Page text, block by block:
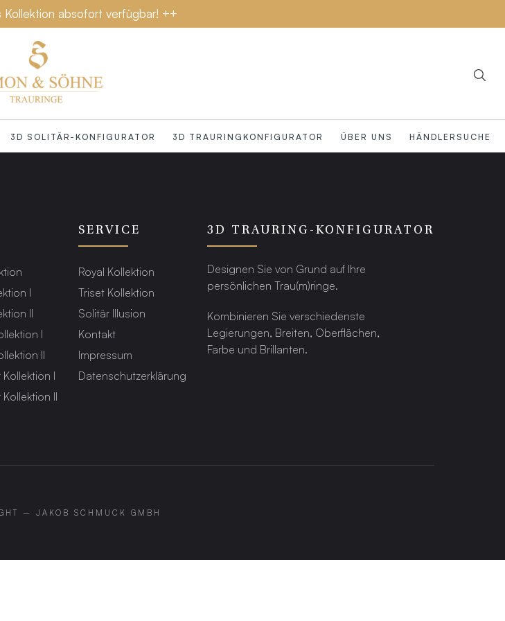
Kollektion absofort verfügbar! ++
3D SOLITÄR-KONFIGURATOR 3D TRAURINGKONFIGURATOR ÜBER UNS HÄNDLERSUCHE
I
II
I
II
I
II
SERVICE
Royal Kollektion
Triset Kollektion
Solitär Illusion
Kontakt
Impressum
Datenschutzerklärung
3D TRAURING-KONFIGURATOR
Designen Sie von Grund auf Ihre
persönlichen Trau(m)ringe.
Kombinieren Sie verschiedenste
Legierungen, Breiten, Oberflächen,
Farbe und Brillanten.
– JAKOB SCHMUCK GMBH